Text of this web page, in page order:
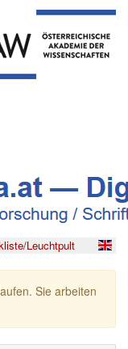
Leuchtpult
Sie arbeiten